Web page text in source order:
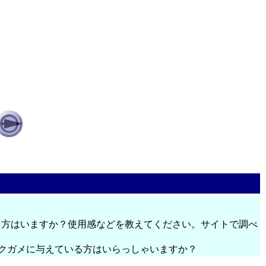
はいますか？使用感などを教えてください。サイトで調べ
ガメに与えている方はいらっしゃいますか？